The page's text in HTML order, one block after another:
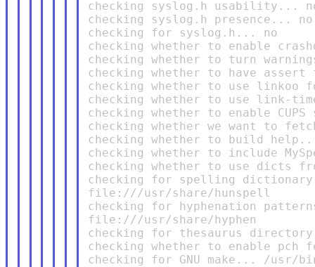
checking syslog.h usability...
checking syslog.h presence... no
checking for syslog.h... no
checking whether to enable
checking whether to turn
checking whether to have
checking whether to use
checking whether to use link-
checking whether to enable
checking whether we want to
checking whether to build
checking whether to include
checking whether to use dicts
checking for spelling
file:///usr/share/hunspell
checking for hyphenation
file:///usr/share/hyphen
checking for thesaurus
checking whether to enable pch
checking for GNU make... /usr/